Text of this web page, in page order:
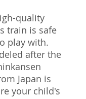
quality
train is safe
play with.
after the
Japan is
your child's